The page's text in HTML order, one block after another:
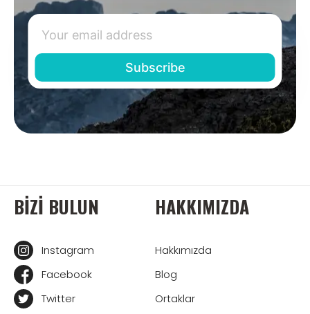
BIZI BULUN
Instagram
Facebook
Twitter
HAKKIMIZDA
Hakkımızda
Blog
Ortaklar